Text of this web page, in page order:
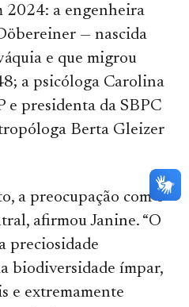
2024: a engenheira
— nascida
e que migrou
a psicóloga Carolina
e presidenta da SBPC
Berta Gleizer
a preocupação com o
afirmou Janine. “O
preciosidade
biodiversidade ímpar,
e extremamente